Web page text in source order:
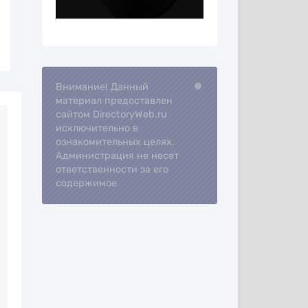
Loading...
Внимание! Данный
материал предоставлен
сайтом DirectoryWeb.ru
исключительно в
ознакомительных целях.
Администрация не несет
ответственности за его
содержимое